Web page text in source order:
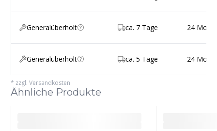
Generalüberholt ca. 7 Tage 24
Generalüberholt ca. 5 Tage 24
* zzgl. Versandkosten
Ähnliche Produkte